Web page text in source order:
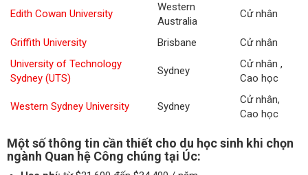
Edith Cowan University
Western
Australia
Cử nhân
Griffith University Brisbane
Cử nhân
University of Technology
Sydney (UTS)
Sydney
Cử nhân ,
Cao học
Western Sydney University Sydney
Cử nhân,
Cao học
Một số thông tin cần thiết cho du học sinh khi chọn
ngành Quan hệ Công chúng tại Úc: